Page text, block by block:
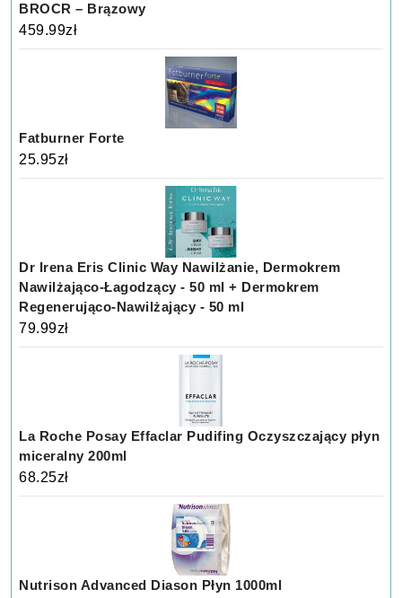
BROCR – Brązowy
459.99zł
Fatburner Forte
25.95zł
Dr Irena Eris Clinic Way Nawilżanie, Dermokrem
Nawilżająco-Łagodzący - 50 ml + Dermokrem
Regenerująco-Nawilżający - 50 ml
79.99zł
La Roche Posay Effaclar Pudifing Oczyszczający płyn
miceralny 200ml
68.25zł
Nutrison Advanced Diason Płyn 1000ml